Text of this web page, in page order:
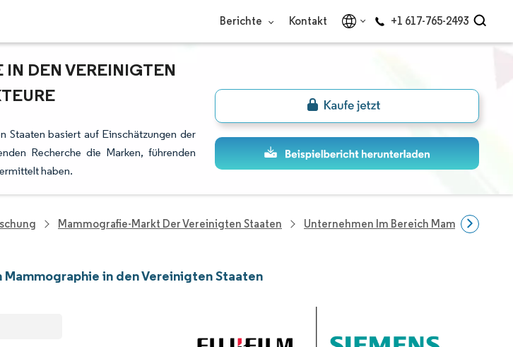
Berichte Kontakt +1 617-765-2493
DEN VEREINIGTEN
Staaten basiert auf Einschätzungen der
Recherche die Marken, führenden
ermittelt haben.
Mammografie-Markt Der Vereinigten Staaten Unternehmen Im Bereich
in den Vereinigten Staaten